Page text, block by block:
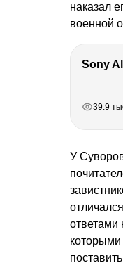
наказал
военной
39.9
У
ответами
которыми